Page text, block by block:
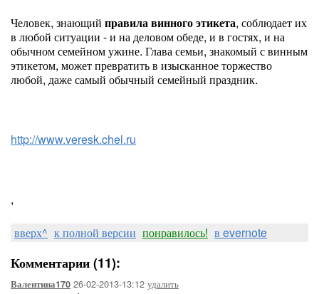
Человек, знающий правила винного этикета, соблюдает их
в любой ситуации - и на деловом обеде, и в гостях, и на
обычном семейном ужине. Глава семьи, знакомый с винным
этикетом, может превратить в изысканное торжество
любой, даже самый обычный семейный праздник.
http://www.veresk.chel.ru
,
вверх^ к полной версии понравилось! в evernote
Комментарии (11):
Валентина170 26-02-2013-13:12 удалить